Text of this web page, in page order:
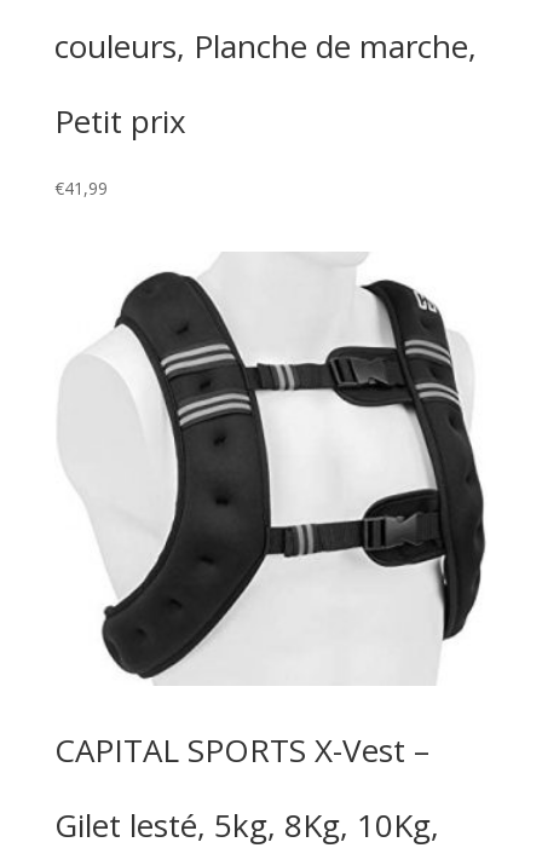
couleurs, Planche de marche,
Petit prix
€41,99
CAPITAL SPORTS X-Vest –
Gilet lesté, 5kg, 8Kg, 10Kg,